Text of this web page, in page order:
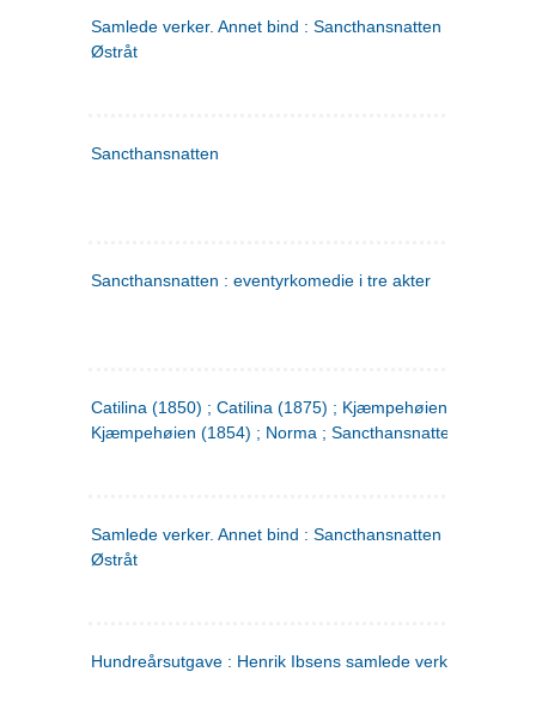
Samlede verker. Annet bind : Sancthansnatten ; Fru Inger
Østråt
Sancthansnatten
Sancthansnatten : eventyrkomedie i tre akter
Catilina (1850) ; Catilina (1875) ; Kjæmpehøien (1850) ;
Kjæmpehøien (1854) ; Norma ; Sancthansnatten
Samlede verker. Annet bind : Sancthansnatten ; Fru Inger
Østråt
Hundreårsutgave : Henrik Ibsens samlede verker. 2